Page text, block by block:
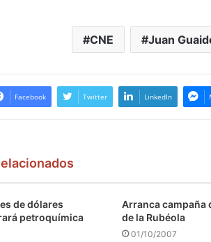
CNE Juan
Facebook Twitter LinkedIn
de dólares
petroquímica
Arranca campaña
de la Rubéola
01/10/2007